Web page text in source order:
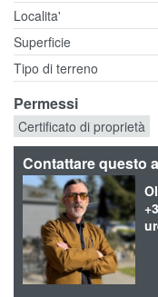
Localita'
Superficie
Tipo di terreno
Permessi
Certificato di proprietà
Contattare questo